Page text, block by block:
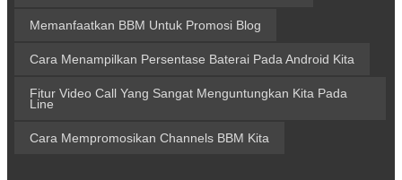
Memanfaatkan BBM Untuk Promosi Blog
Cara Menampilkan Persentase Baterai Pada Android Kita
Fitur Video Call Yang Sangat Menguntungkan Kita Pada
Line
Cara Mempromosikan Channels BBM Kita